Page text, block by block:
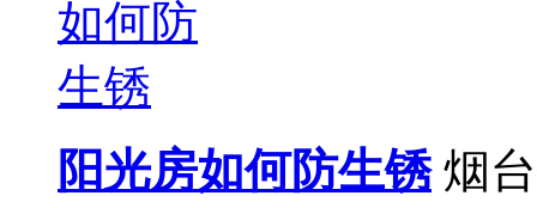
阳光房如何防生锈 烟